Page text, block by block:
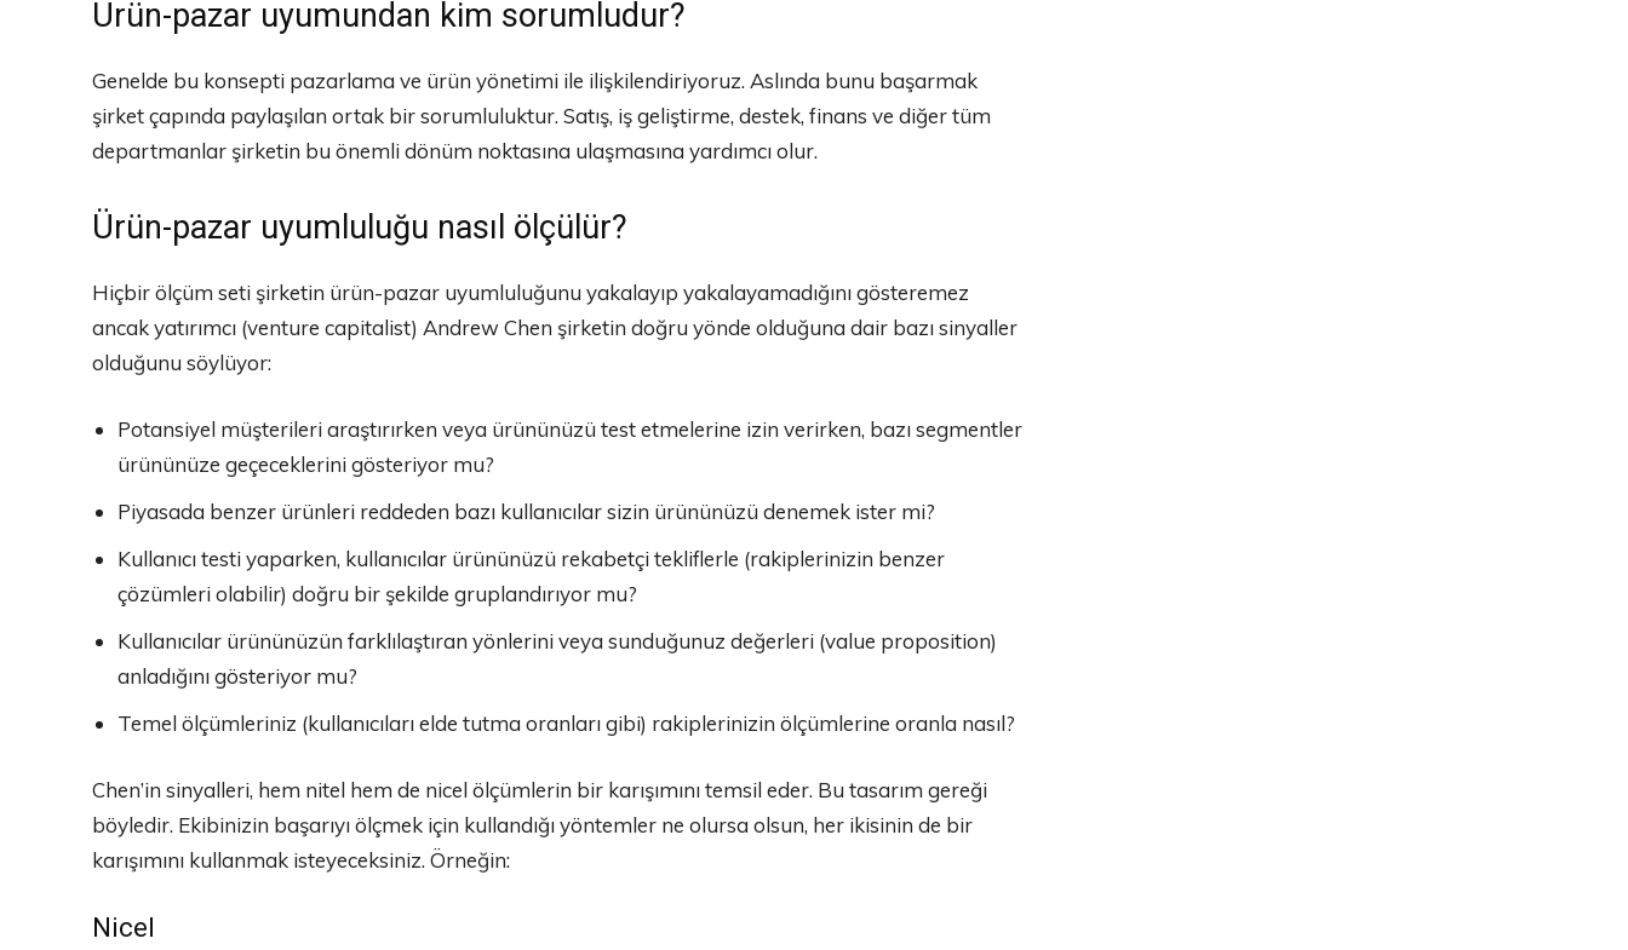
Ürün-pazar uyumundan kim sorumludur?
Genelde bu konsepti pazarlama ve ürün yönetimi ile ilişkilendiriyoruz. Aslında bunu başarmak
şirket çapında paylaşılan ortak bir sorumluluktur. Satış, iş geliştirme, destek, finans ve diğer tüm
departmanlar şirketin bu önemli dönüm noktasına ulaşmasına yardımcı olur.
Ürün-pazar uyumluluğu nasıl ölçülür?
Hiçbir ölçüm seti şirketin ürün-pazar uyumluluğunu yakalayıp yakalayamadığını gösteremez
ancak yatırımcı (venture capitalist) Andrew Chen şirketin doğru yönde olduğuna dair bazı sinyaller
olduğunu söylüyor:
Potansiyel müşterileri araştırırken veya ürününüzü test etmelerine izin verirken, bazı segmentler
ürününüze geçeceklerini gösteriyor mu?
Piyasada benzer ürünleri reddeden bazı kullanıcılar sizin ürününüzü denemek ister mi?
Kullanıcı testi yaparken, kullanıcılar ürününüzü rekabetçi tekliflerle (rakiplerinizin benzer
çözümleri olabilir) doğru bir şekilde gruplandırıyor mu?
Kullanıcılar ürününüzün farklılaştıran yönlerini veya sunduğunuz değerleri (value proposition)
anladığını gösteriyor mu?
Temel ölçümleriniz (kullanıcıları elde tutma oranları gibi) rakiplerinizin ölçümlerine oranla nasıl?
Chen’in sinyalleri, hem nitel hem de nicel ölçümlerin bir karışımını temsil eder. Bu tasarım gereği
böyledir. Ekibinizin başarıyı ölçmek için kullandığı yöntemler ne olursa olsun, her ikisinin de bir
karışımını kullanmak isteyeceksiniz. Örneğin:
Nicel